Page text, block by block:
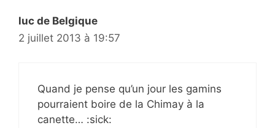
luc de Belgique
2 juillet 2013 à 19:57
Quand je pense qu’un jour les gamins
pourraient boire de la Chimay à la
canette… :sick: